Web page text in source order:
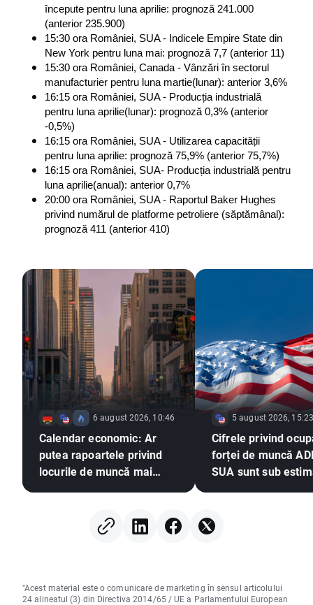
începute pentru luna aprilie: prognoză 241.000
(anterior 235.900)
15:30 ora României, SUA - Indicele Empire State din
New York pentru luna mai: prognoză 7,7 (anterior 11)
15:30 ora României, Canada - Vânzări în sectorul
manufacturier pentru luna martie(lunar): anterior 3,6%
16:15 ora României, SUA - Producția industrială
pentru luna aprilie(lunar): prognoză 0,3% (anterior
-0,5%)
16:15 ora României, SUA - Utilizarea capacității
pentru luna aprilie: prognoză 75,9% (anterior 75,7%)
16:15 ora României, SUA- Producția industrială pentru
luna aprilie(anual): anterior 0,7%
20:00 ora României, SUA - Raportul Baker Hughes
privind numărul de platforme petroliere (săptămânal):
prognoză 411 (anterior 410)
6 august 2026, 10:46
Calendar economic: Ar
putea rapoartele privind
locurile de muncă mai
majorare a ratei dobânzii?
5 august 2026, 15:23
Cifrele privind
forței de muncă
SUA sunt sub
"Acest material este o comunicare de marketing în sensul articolului
24 alineatul (3) din Directiva 2014/65 / UE a Parlamentului European